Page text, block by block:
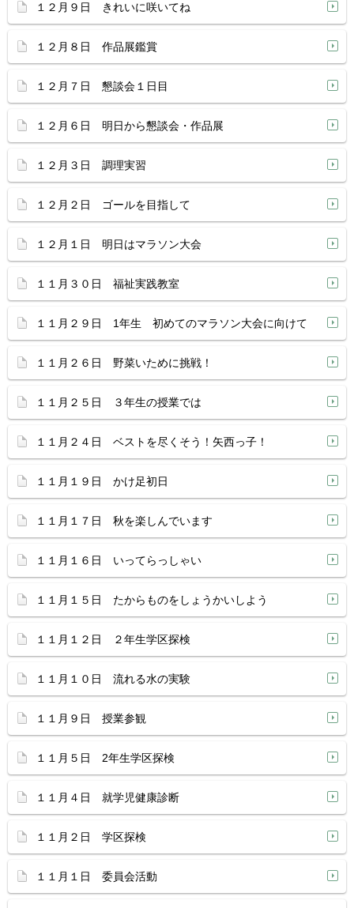
１２月９日 きれいに咲いてね
１２月８日 作品展鑑賞
１２月７日 懇談会１日目
１２月６日 明日から懇談会・作品展
１２月３日 調理実習
１２月２日 ゴールを目指して
１２月１日 明日はマラソン大会
１１月３０日 福祉実践教室
１１月２９日 1年生 初めてのマラソン大会に向けて
１１月２６日 野菜いために挑戦！
１１月２５日 ３年生の授業では
１１月２４日 ベストを尽くそう！矢西っ子！
１１月１９日 かけ足初日
１１月１７日 秋を楽しんでいます
１１月１６日 いってらっしゃい
１１月１５日 たからものをしょうかいしよう
１１月１２日 ２年生学区探検
１１月１０日 流れる水の実験
１１月９日 授業参観
１１月５日 2年生学区探検
１１月４日 就学児健康診断
１１月２日 学区探検
１１月１日 委員会活動